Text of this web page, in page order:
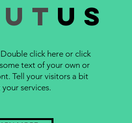
us
click here or click
text of your own or
Tell your visitors a bit
services.